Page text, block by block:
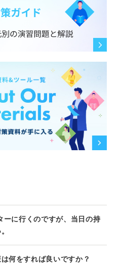
ーに行くのですが、当日の持
何をすれば良いですか？